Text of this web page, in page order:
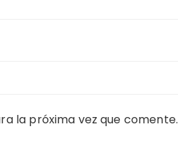
la próxima vez que comente.